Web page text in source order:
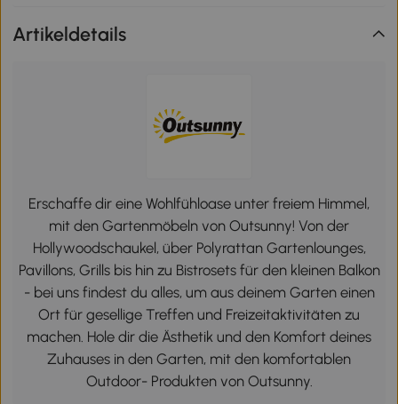
Artikeldetails
Erschaffe dir eine Wohlfühloase unter freiem Himmel,
mit den Gartenmöbeln von Outsunny! Von der
Hollywoodschaukel, über Polyrattan Gartenlounges,
Pavillons, Grills bis hin zu Bistrosets für den kleinen Balkon
- bei uns findest du alles, um aus deinem Garten einen
Ort für gesellige Treffen und Freizeitaktivitäten zu
machen. Hole dir die Ästhetik und den Komfort deines
Zuhauses in den Garten, mit den komfortablen
Outdoor- Produkten von Outsunny.